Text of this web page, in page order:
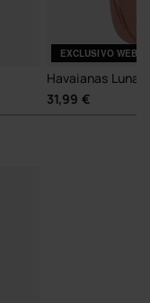
EXCLUSIVO WEB
Havaianas Luna
31,99 €